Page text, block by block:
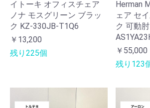
イトーキ オフィスチェア
ノナ モスグリーン ブラッ
ク KZ-330JB-T1Q6
￥13,200
残り225個
Herman
ェア セ
ク 可動
￥55,000
残り123